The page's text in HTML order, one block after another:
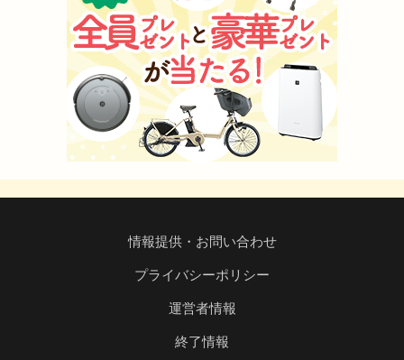
情報提供・お問い合わせ
プライバシーポリシー
運営者情報
終了情報